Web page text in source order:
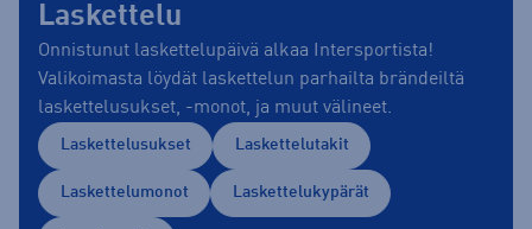
Laskettelu
Onnistunut laskettelupäivä alkaa Intersportista!
Valikoimasta löydät laskettelun parhailta brändeiltä
laskettelusukset, -monot, ja muut välineet.
Laskettelusukset Laskettelutakit
Laskettelumonot Laskettelukypärät